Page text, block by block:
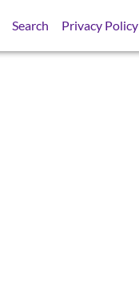
Search Privacy Policy